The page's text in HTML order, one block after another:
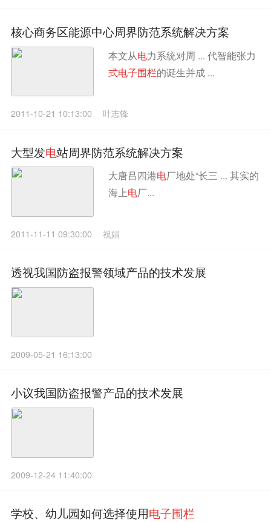
核心商务区能源中心周界防范系统解决方案
本文从电力系统对周 ... 代智能张力
式电子围栏的诞生并成 ...
2011-10-21 10:13:00 叶志锋
大型发电站周界防范系统解决方案
大唐吕四港电厂地处“长三 ... 其实的
海上电厂...
2011-11-11 09:30:00 祝娟
透视我国防盗报警领域产品的技术发展
2009-05-21 16:13:00
小议我国防盗报警产品的技术发展
2009-12-24 11:40:00
学校、幼儿园如何选择使用电子围栏